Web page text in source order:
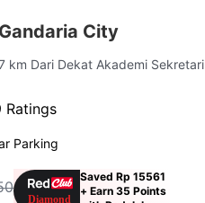
City
km Dari Dekat Akademi Sekretari
Ratings
Parking
Saved Rp 15561
+ Earn 35 Points